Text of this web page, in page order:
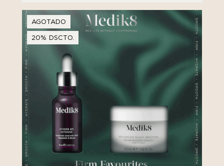
AGOTADO
20% DSCTO.